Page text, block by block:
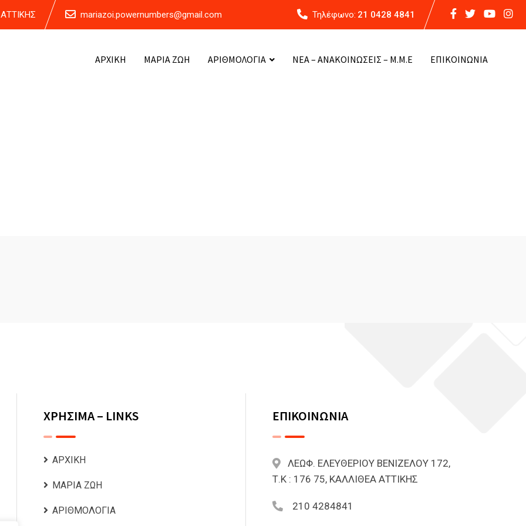
mariazoi.powernumbers@gmail.com Τηλέφωνο: 21 0428 4841
ΑΡΧΙΚΗ ΜΑΡΙΑ ΖΩΗ ΑΡΙΘΜΟΛΟΓΙΑ ΝΕΑ – ΑΝΑΚΟΙΝΩΣΕΙΣ – Μ.Μ.Ε ΕΠΙΚΟΙΝΩΝΙΑ
ΧΡΗΣΙΜΑ – LINKS
ΑΡΧΙΚΗ
ΜΑΡΙΑ ΖΩΗ
ΑΡΙΘΜΟΛΟΓΙΑ
ΕΠΙΚΟΙΝΩΝΙΑ
ΛΕΩΦ. ΕΛΕΥΘΕΡΙΟΥ ΒΕΝΙΖΕΛΟΥ 172,
Τ.Κ : 176 75, ΚΑΛΛΙΘΕΑ ΑΤΤΙΚΗΣ
210 4284841